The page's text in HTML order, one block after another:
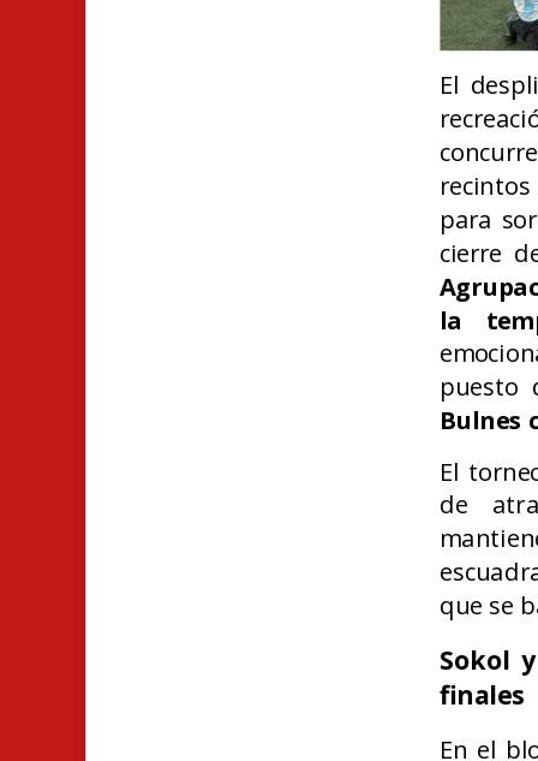
El
para
cierre
la
puesto
Bulnes
El
de
que se
Sokol
finales
En el